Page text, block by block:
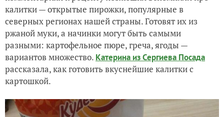
калитки — открытые пирожки, популярные в
северных регионах нашей страны. Готовят их из
ржаной муки, а начинки могут быть самыми
разными: картофельное пюре, греча, ягоды —
вариантов множество. Катерина из Сергиева Посада
рассказала, как готовить вкуснейшие калитки с
картошкой.